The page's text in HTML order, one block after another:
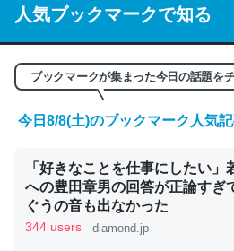
/064121
─GPTの仕組みと限界についての考察（
くらい。小説でいう「ずっと前の
ど、短期記憶というには多い分量
かりやすく強くなりそう
─GPTの仕組みと限界についての考察（
人気ブックマークで知る
ブックマークが集まった今日の話題を
今日8/8(土)のブックマーク人気
「好きなことを仕事にしたい」
への豊田章男の回答が正論すぎ
ぐうの音も出なかった
344 users diamond.jp